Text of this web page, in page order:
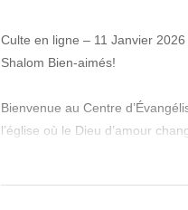
Culte en ligne – 11 Janvier 2026
Shalom Bien-aimés!
Bienvenue au Centre
l’église où le Dieu d’amour
Contactez-nous au numéro